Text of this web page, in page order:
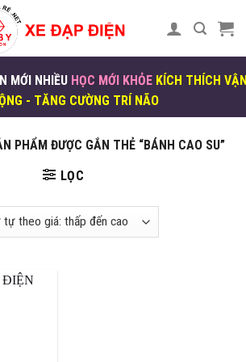
MỚI NHIỀU HỌC MỚI KHỎE KÍCH THÍCH
- TĂNG CƯỜNG TRÍ NÃO
PHẨM ĐƯỢC GẮN THẺ “BÁNH CAO SU”
LỌC